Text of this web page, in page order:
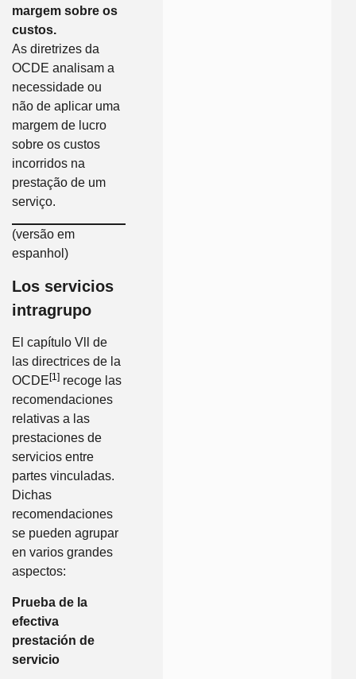
margem sobre os
custos.
As diretrizes da
OCDE analisam a
necessidade ou
não de aplicar uma
margem de lucro
sobre os custos
incorridos na
prestação de um
serviço.
(versão em
espanhol)
Los servicios
intragrupo
El capítulo Vll de
las directrices de la
OCDE [1] recoge las
recomendaciones
relativas a las
prestaciones de
servicios entre
partes vinculadas.
Dichas
recomendaciones
se pueden agrupar
en varios grandes
aspectos:
Prueba de la
efectiva
prestación de
servicio